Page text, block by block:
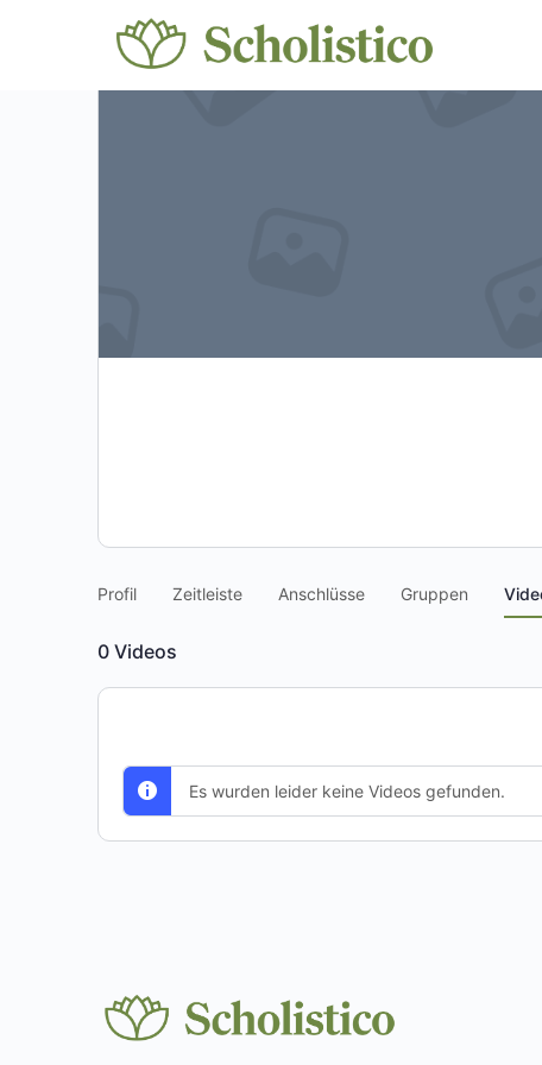
Profil Zeitleiste Anschlüsse Gruppen
0 Videos
Es wurden leider keine Videos gefunden.